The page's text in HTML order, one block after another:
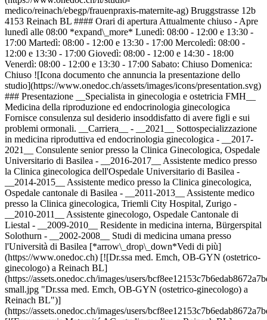
medico/reinach/ebegp/frauenpraxis-maternite-ag) Bruggstrasse 12b
4153 Reinach BL #### Orari di apertura Attualmente chiuso - Apre
lunedì alle 08:00 *expand\_more* Lunedì: 08:00 - 12:00 e 13:30 -
17:00 Martedì: 08:00 - 12:00 e 13:30 - 17:00 Mercoledì: 08:00 -
12:00 e 13:30 - 17:00 Giovedì: 08:00 - 12:00 e 14:30 - 18:00
Venerdì: 08:00 - 12:00 e 13:30 - 17:00 Sabato: Chiuso Domenica:
Chiuso ![Icona documento che annuncia la presentazione dello
studio](https://www.onedoc.ch/assets/images/icons/presentation.svg)
### Presentazione __Specialista in ginecologia e ostetricia FMH__
Medicina della riproduzione ed endocrinologia ginecologica
Fornisce consulenza sul desiderio insoddisfatto di avere figli e sui
problemi ormonali. __Carriera__ - __2021__ Sottospecializzazione
in medicina riproduttiva ed endocrinologia ginecologica - __2017-
2021__ Consulente senior presso la Clinica Ginecologica, Ospedale
Universitario di Basilea - __2016-2017__ Assistente medico presso
la Clinica ginecologica dell'Ospedale Universitario di Basilea -
__2014-2015__ Assistente medico presso la Clinica ginecologica,
Ospedale cantonale di Basilea - __2011-2013__ Assistente medico
presso la Clinica ginecologica, Triemli City Hospital, Zurigo -
__2010-2011__ Assistente ginecologo, Ospedale Cantonale di
Liestal - __2009-2010__ Residente in medicina interna, Bürgerspital
Solothurn - __2002-2008__ Studi di medicina umana presso
l'Università di Basilea [*arrow\_drop\_down*Vedi di più]
(https://www.onedoc.ch) [![Dr.ssa med. Emch, OB-GYN (ostetrico-
ginecologo) a Reinach BL]
(https://assets.onedoc.ch/images/users/
small.jpg "Dr.ssa med. Emch, OB-GYN (ostetrico-ginecologo) a
Reinach BL")]
(https://assets.onedoc.ch/images/users/